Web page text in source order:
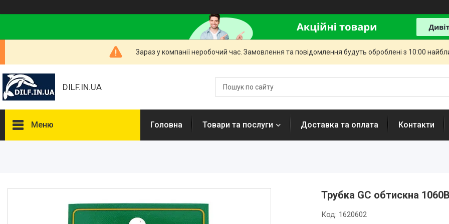
Зараз у компанії неробочий час. Замовлення та повідомлення будуть оброблені з 10:00
DILF.IN.UA
Меню
Рибальські снасті
РОЗПРОДАЖ! Мега знижки!
Головна Товари та послуги Доставка та оплата Контакти
Трубка GC обтискна
Код: 1620602